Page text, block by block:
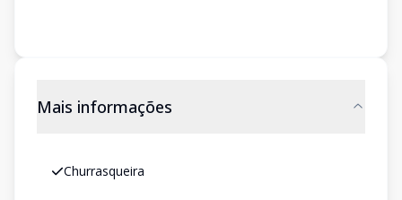
Mais informações
Churrasqueira